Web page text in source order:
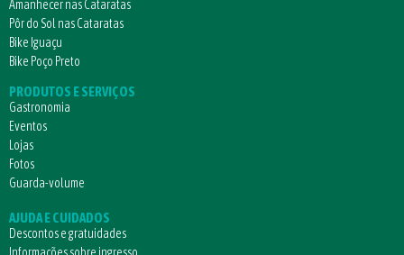
Amanhecer nas Cataratas
Pôr do Sol nas Cataratas
Bike Iguaçu
Bike Poço Preto
PRODUTOS E SERVIÇOS
Gastronomia
Eventos
Lojas
Fotos
Guarda-volume
AJUDA E CUIDADOS
Descontos e gratuidades
Informações sobre ingresso